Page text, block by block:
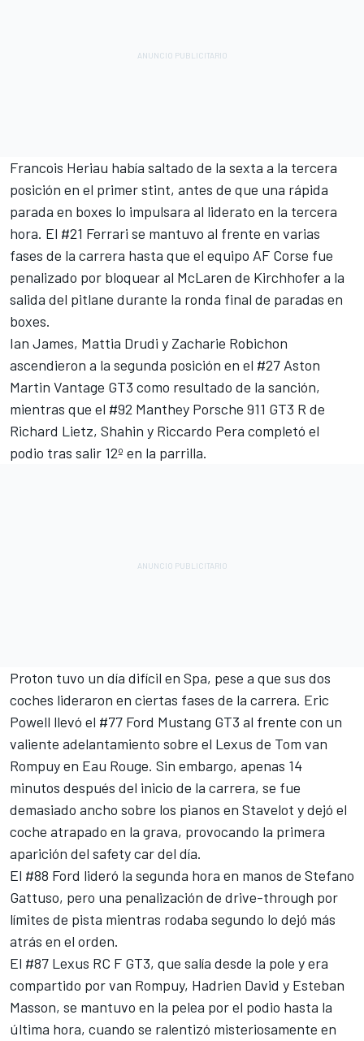
Francois Heriau había saltado de la sexta a la tercera
posición en el primer stint, antes de que una rápida
parada en boxes lo impulsara al liderato en la tercera
hora. El #21 Ferrari se mantuvo al frente en varias
fases de la carrera hasta que el equipo AF Corse fue
penalizado por bloquear al McLaren de Kirchhofer a la
salida del pitlane durante la ronda final de paradas en
boxes.
Ian James, Mattia Drudi y Zacharie Robichon
ascendieron a la segunda posición en el #27 Aston
Martin Vantage GT3 como resultado de la sanción,
mientras que el #92 Manthey Porsche 911 GT3 R de
Richard Lietz, Shahin y Riccardo Pera completó el
podio tras salir 12º en la parrilla.
Proton tuvo un día difícil en Spa, pese a que sus dos
coches lideraron en ciertas fases de la carrera. Eric
Powell llevó el #77 Ford Mustang GT3 al frente con un
valiente adelantamiento sobre el Lexus de Tom van
Rompuyen Eau Rouge. Sin embargo, apenas 14
minutos después del inicio de la carrera, se fue
demasiado ancho sobre los pianos en Stavelot y dejó el
coche atrapado en la grava, provocando la primera
aparición del safety car del día.
El #88 Ford lideró la segunda hora en manos de Stefano
Gattuso, pero una penalización de drive-through por
límites de pista mientras rodaba segundo lo dejó más
atrás en el orden.
El #87 Lexus RC F GT3, que salía desde la pole y era
compartido por van Rompuy, Hadrien David y Esteban
Masson, se mantuvo en la pelea por el podio hasta la
última hora, cuando se ralentizó misteriosamente en